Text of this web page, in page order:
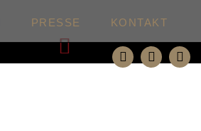
PRESSE KONTAKT
Weiter